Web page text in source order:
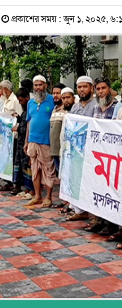
প্রকাশের সময় : জুন ১, ২০২৫,